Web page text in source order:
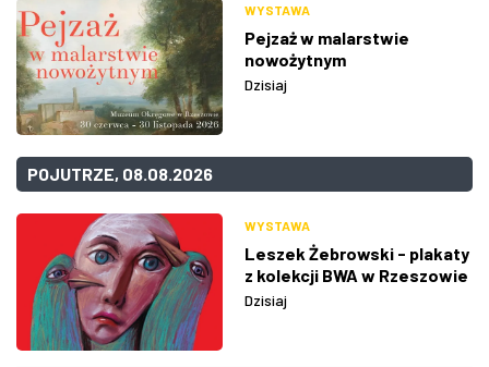
WYSTAWA
Pejzaż w malarstwie
nowożytnym
Dzisiaj
POJUTRZE, 08.08.2026
WYSTAWA
Leszek Żebrowski - plakaty
z kolekcji BWA w Rzeszowie
Dzisiaj